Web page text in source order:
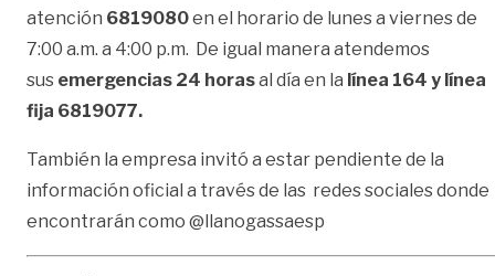
atención 6819080en el horario de lunes a viernes de
7:00 a.m. a 4:00 p.m. De igual manera atendemos
sus emergencias 24 horasal día en la línea 164 y línea
fija 6819077.
También la empresa invitó a estar pendiente de la
información oficial a través de las redes sociales donde
encontrarán como @llanogassaesp